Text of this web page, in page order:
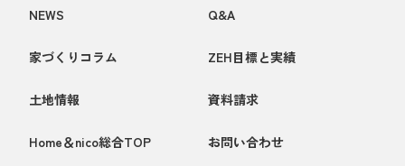
NEWS
家づくりコラム
土地情報
Home＆nico総合TOP
Q&A
ZEH目標と実績
資料請求
お問い合わせ